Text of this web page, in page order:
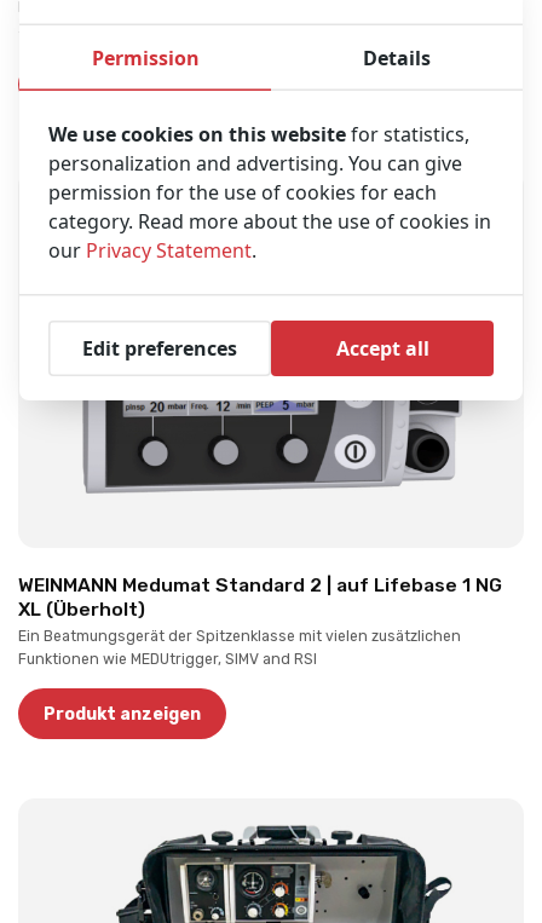
Erweiterbar mit noch mehr Modulen dank des Tragesystems Lifebase
3.
Produkt anzeigen
WEINMANN Medumat Standard 2 | auf Lifebase 1 NG
XL (Überholt)
Ein Beatmungsgerät der Spitzenklasse mit vielen zusätzlichen
Funktionen wie MEDUtrigger, SIMV and RSI
Produkt anzeigen
Permission Details
We use cookies on this websitefor statistics,
personalization and advertising. You can give
permission for the use of cookies for each
category. Read more about the use of cookies in
our Privacy Statement.
Edit preferences Accept all